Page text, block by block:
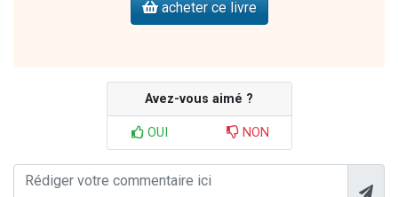
acheter ce livre
Avez-vous aimé ?
OUI NON